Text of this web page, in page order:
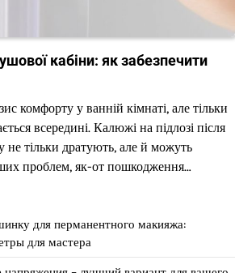
кабіни: як забезпечити
комфорту у ванній кімнаті, але тільки
всередині. Калюжі на підлозі після
тільки дратують, але й можуть
проблем, як-от пошкодження…
для перманентного макияжа:
для мастера